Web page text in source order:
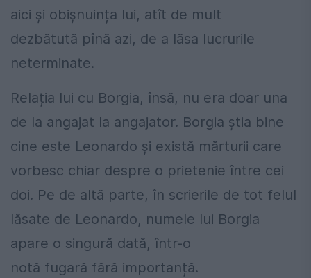
aici și obișnuința lui, atît de mult
dezbătută pînă azi, de a lăsa lucrurile
neterminate.
Relația lui cu Borgia, însă, nu era doar una
de la angajat la angajator. Borgia știa bine
cine este Leonardo și există mărturii care
vorbesc chiar despre o prietenie între cei
doi. Pe de altă parte, în scrierile de tot felul
lăsate de Leonardo, numele lui Borgia
apare o singură dată, într-o
notă fugară fără importanță.